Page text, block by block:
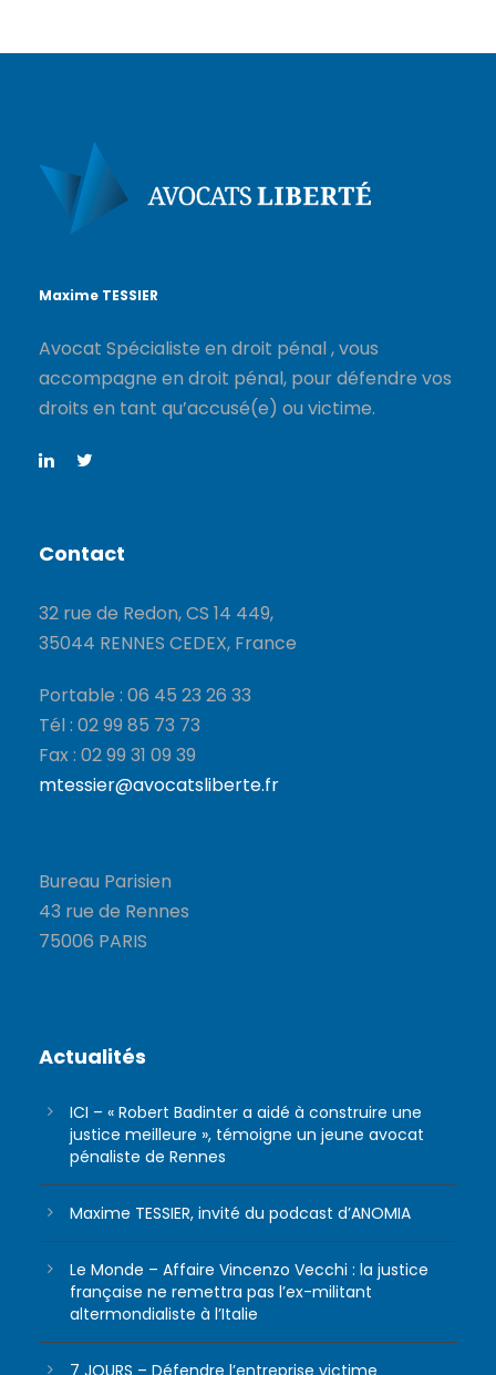
Maxime TESSIER
Avocat Spécialiste en droit pénal , vous
accompagne en droit pénal, pour défendre vos
droits en tant qu’accusé(e) ou victime.
Contact
32 rue de Redon, CS 14 449,
35044 RENNES CEDEX, France
Portable : 06 45 23 26 33
Tél : 02 99 85 73 73
Fax : 02 99 31 09 39
mtessier@avocatsliberte.fr
Bureau Parisien
43 rue de Rennes
75006 PARIS
Actualités
ICI – « Robert Badinter a aidé à construire une
justice meilleure », témoigne un jeune avocat
pénaliste de Rennes
Maxime TESSIER, invité du podcast d’ANOMIA
Le Monde – Affaire Vincenzo Vecchi : la justice
française ne remettra pas l’ex-militant
altermondialiste à l’Italie